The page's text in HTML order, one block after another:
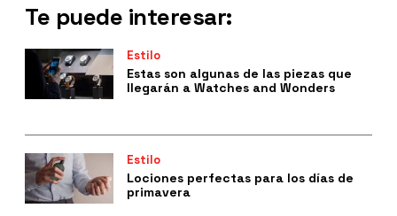
Te puede interesar:
Estilo
Estas son algunas de las piezas que
llegarán a Watches and Wonders
Estilo
Lociones perfectas para los días de
primavera